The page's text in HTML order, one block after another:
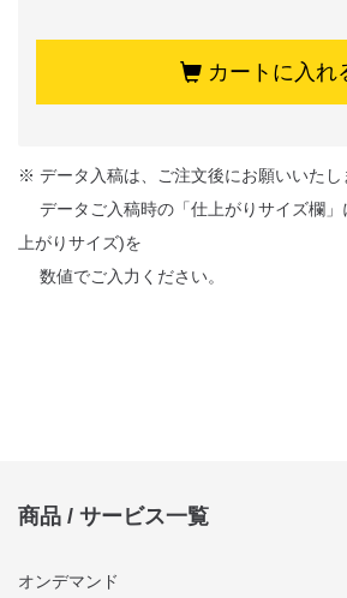
カートに入れ
※ データ入稿は、ご注文後にお願いいたし
データご入稿時の「仕上がりサイズ欄」
上がりサイズ)を
数値でご入力ください。
商品 / サービス一覧
オンデマンド